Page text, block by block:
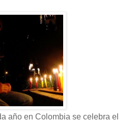
año en Colombia se celebra el